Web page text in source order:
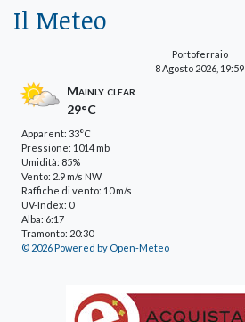
Il Meteo
Portoferraio
8 Agosto 2026, 19:59
Mainly clear
29°C
Apparent: 33°C
Pressione: 1014 mb
Umidità: 85%
Vento: 2.9 m/s NW
Raffiche di vento: 10 m/s
UV-Index: 0
Alba: 6:17
Tramonto: 20:30
© 2026 Powered by Open-Meteo